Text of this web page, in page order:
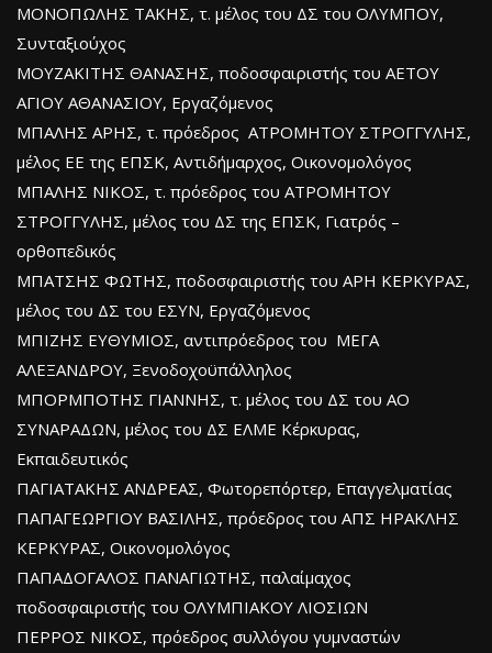
ΜΟΝΟΠΩΛΗΣ ΤΑΚΗΣ, τ. μέλος του ΔΣ του ΟΛΥΜΠΟΥ,
Συνταξιούχος
ΜΟΥΖΑΚΙΤΗΣ ΘΑΝΑΣΗΣ, ποδοσφαιριστής του ΑΕΤΟΥ
ΑΓΙΟΥ ΑΘΑΝΑΣΙΟΥ, Εργαζόμενος
ΜΠΑΛΗΣ ΑΡΗΣ, τ. πρόεδρος ΑΤΡΟΜΗΤΟΥ ΣΤΡΟΓΓΥΛΗΣ,
μέλος ΕΕ της ΕΠΣΚ, Αντιδήμαρχος, Οικονομολόγος
ΜΠΑΛΗΣ ΝΙΚΟΣ, τ. πρόεδρος του ΑΤΡΟΜΗΤΟΥ
ΣΤΡΟΓΓΥΛΗΣ, μέλος του ΔΣ της ΕΠΣΚ, Γιατρός –
ορθοπεδικός
ΜΠΑΤΣΗΣ ΦΩΤΗΣ, ποδοσφαιριστής του ΑΡΗ ΚΕΡΚΥΡΑΣ,
μέλος του ΔΣ του ΕΣΥΝ, Εργαζόμενος
ΜΠΙΖΗΣ ΕΥΘΥΜΙΟΣ, αντιπρόεδρος του ΜΕΓΑ
ΑΛΕΞΑΝΔΡΟΥ, Ξενοδοχοϋπάλληλος
ΜΠΟΡΜΠΟΤΗΣ ΓΙΑΝΝΗΣ, τ. μέλος του ΔΣ του ΑΟ
ΣΥΝΑΡΑΔΩΝ, μέλος του ΔΣ ΕΛΜΕ Κέρκυρας,
Εκπαιδευτικός
ΠΑΓΙΑΤΑΚΗΣ ΑΝΔΡΕΑΣ, Φωτορεπόρτερ, Επαγγελματίας
ΠΑΠΑΓΕΩΡΓΙΟΥ ΒΑΣΙΛΗΣ, πρόεδρος του ΑΠΣ ΗΡΑΚΛΗΣ
ΚΕΡΚΥΡΑΣ, Οικονομολόγος
ΠΑΠΑΔΟΓΑΛΟΣ ΠΑΝΑΓΙΩΤΗΣ, παλαίμαχος
ποδοσφαιριστής του ΟΛΥΜΠΙΑΚΟΥ ΛΙΟΣΙΩΝ
ΠΕΡΡΟΣ ΝΙΚΟΣ, πρόεδρος συλλόγου γυμναστών